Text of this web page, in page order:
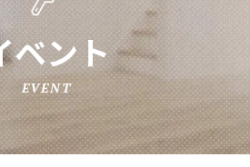
ベント
EVENT